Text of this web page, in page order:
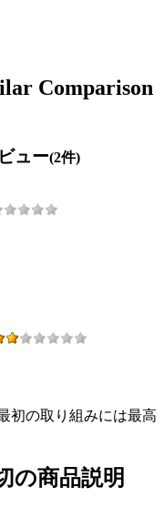
Comparison
ュー(2件)
初の取り組みには最高
の商品説明